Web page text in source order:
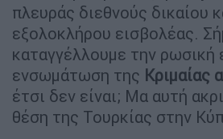
πλευράς διεθνούς δικαίου
εξολοκλήρου εισβολέας.
καταγγέλλουμε την ρωσική
ενσωμάτωση της Κριμαίας
έτσι δεν είναι; Μα αυτή
θέση της Τουρκίας στην